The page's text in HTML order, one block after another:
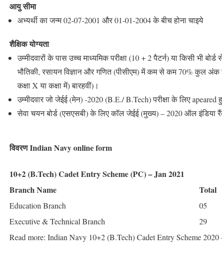
आयु सीमा
अभ्यर्थी का जन्म 02-07-2001 और 01-01-2004 के बीच होना चाइये
शैक्षिक योग्यता
उम्मीदवारों के पास उच्च माध्यमिक परीक्षा (10 + 2 पैटर्न) या किसी भी
भौतिकी, रसायन विज्ञान और गणित (पीसीएम) में कम से कम 70% कुल
कक्षा X या कक्षा में) बारहवीं)।
उम्मीदवार जो जेईई (मेन) -2020 (B.E./ B.Tech) परीक्षा के लिए apeared
सेवा चयन बोर्ड (एसएसबी) के लिए कॉल जेईई (मुख्य) – 2020 ऑल इंडिया
विवरण Indian Navy online form
10+2 (B.Tech) Cadet Entry Scheme (PC) – Jan 2021
Branch Name
Total
Education Branch
05
Executive & Technical Branch
29
Read more: Indian Navy 10+2 (B.Tech) Cadet Entry Scheme 2020